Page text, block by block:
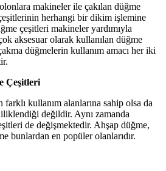
makineler ile çakılan düğme
herhangi bir dikim işlemine
çeşitleri makineler yardımıyla
aksesuar olarak kullanılan düğme
düğmelerin kullanım amacı her iki
Çeşitleri
kullanım alanlarına sahip olsa da
değildir. Aynı zamanda
de değişmektedir. Ahşap düğme,
bunlardan en popüler olanlarıdır.